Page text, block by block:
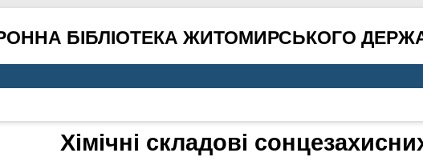
БІБЛІОТЕКА ЖИТОМИРСЬКОГО
Хімічні складові